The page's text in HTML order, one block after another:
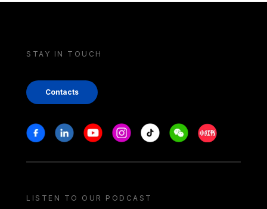
STAY IN TOUCH
Contacts
Stay in touch
FacebookLinkedinYoutubeInstagram
Tiktok WeechatXiaohongshu/
LISTEN TO OUR PODCAST